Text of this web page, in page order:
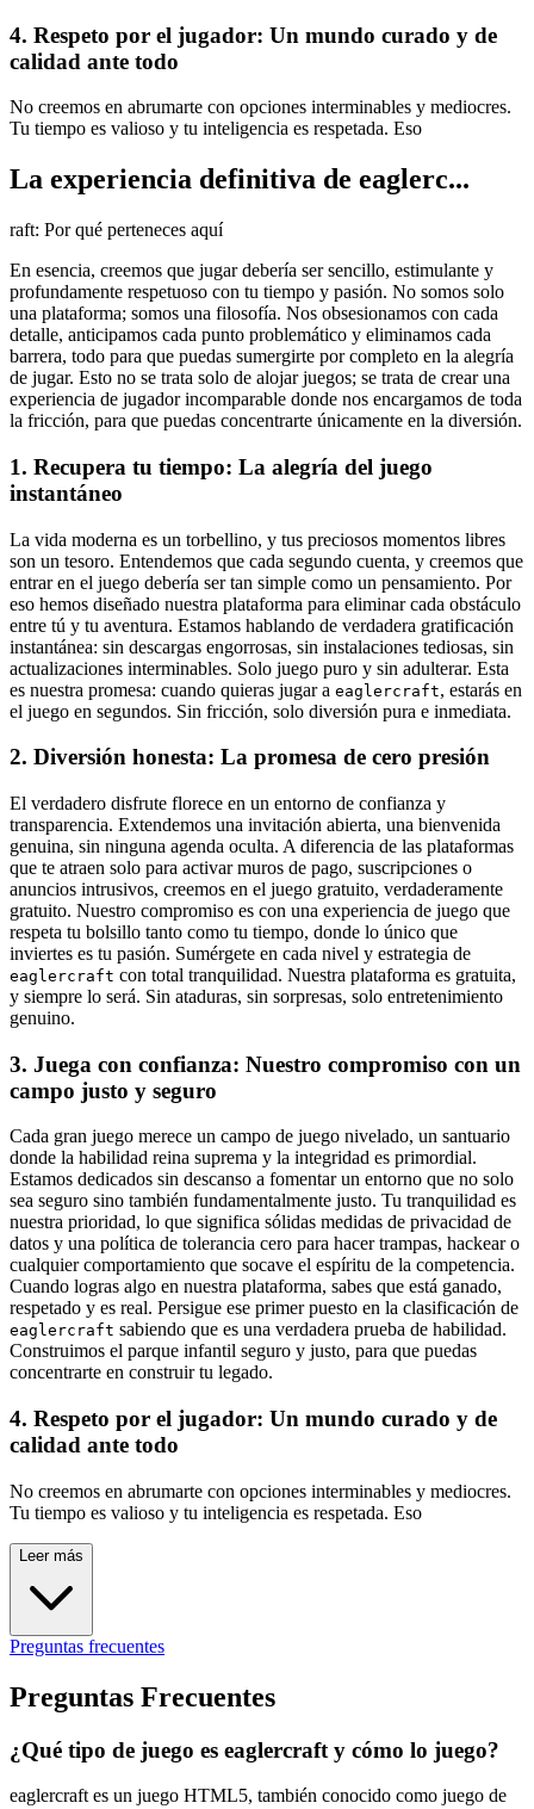
4. Respeto por el jugador: Un mundo curado y de
calidad ante todo
No creemos en abrumarte con opciones interminables y mediocres.
Tu tiempo es valioso y tu inteligencia es respetada. Eso
La experiencia definitiva de eaglerc...
raft: Por qué perteneces aquí
En esencia, creemos que jugar debería ser sencillo, estimulante y
profundamente respetuoso con tu tiempo y pasión. No somos solo
una plataforma; somos una filosofía. Nos obsesionamos con cada
detalle, anticipamos cada punto problemático y eliminamos cada
barrera, todo para que puedas sumergirte por completo en la alegría
de jugar. Esto no se trata solo de alojar juegos; se trata de crear una
experiencia de jugador incomparable donde nos encargamos de toda
la fricción, para que puedas concentrarte únicamente en la diversión.
1. Recupera tu tiempo: La alegría del juego
instantáneo
La vida moderna es un torbellino, y tus preciosos momentos libres
son un tesoro. Entendemos que cada segundo cuenta, y creemos que
entrar en el juego debería ser tan simple como un pensamiento. Por
eso hemos diseñado nuestra plataforma para eliminar cada obstáculo
entre tú y tu aventura. Estamos hablando de verdadera gratificación
instantánea: sin descargas engorrosas, sin instalaciones tediosas, sin
actualizaciones interminables. Solo juego puro y sin adulterar. Esta
es nuestra promesa: cuando quieras jugar a eaglercraft, estarás en
el juego en segundos. Sin fricción, solo diversión pura e inmediata.
2. Diversión honesta: La promesa de cero presión
El verdadero disfrute florece en un entorno de confianza y
transparencia. Extendemos una invitación abierta, una bienvenida
genuina, sin ninguna agenda oculta. A diferencia de las plataformas
que te atraen solo para activar muros de pago, suscripciones o
anuncios intrusivos, creemos en el juego gratuito, verdaderamente
gratuito. Nuestro compromiso es con una experiencia de juego que
respeta tu bolsillo tanto como tu tiempo, donde lo único que
inviertes es tu pasión. Sumérgete en cada nivel y estrategia de
eaglercraft con total tranquilidad. Nuestra plataforma es gratuita,
y siempre lo será. Sin ataduras, sin sorpresas, solo entretenimiento
genuino.
3. Juega con confianza: Nuestro compromiso con un
campo justo y seguro
Cada gran juego merece un campo de juego nivelado, un santuario
donde la habilidad reina suprema y la integridad es primordial.
Estamos dedicados sin descanso a fomentar un entorno que no solo
sea seguro sino también fundamentalmente justo. Tu tranquilidad es
nuestra prioridad, lo que significa sólidas medidas de privacidad de
datos y una política de tolerancia cero para hacer trampas, hackear o
cualquier comportamiento que socave el espíritu de la competencia.
Cuando logras algo en nuestra plataforma, sabes que está ganado,
respetado y es real. Persigue ese primer puesto en la clasificación de
eaglercraft sabiendo que es una verdadera prueba de habilidad.
Construimos el parque infantil seguro y justo, para que puedas
concentrarte en construir tu legado.
4. Respeto por el jugador: Un mundo curado y de
calidad ante todo
No creemos en abrumarte con opciones interminables y mediocres.
Tu tiempo es valioso y tu inteligencia es respetada. Eso
Leer más
Preguntas frecuentes
Preguntas Frecuentes
¿Qué tipo de juego es eaglercraft y cómo lo juego?
eaglercraft es un juego HTML5, también conocido como juego de